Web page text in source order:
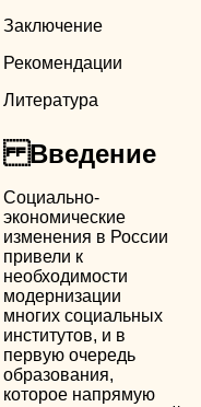
Заключение
Рекомендации
Литература
Введение
Социально-
экономические
изменения в России
привели к
необходимости
модернизации
многих социальных
институтов, и в
первую очередь
образования,
которое напрямую